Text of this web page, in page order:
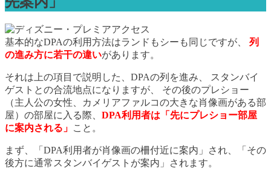
基本的なDPAの利用方法はランドもシーも同じですが、 列
の進み方に若干の違いがあります。
それは上の項目で説明した、DPAの列を進み、 スタンバイ
ゲストとの合流地点になりますが、 その後のプレショー
（主人公の女性、カメリアファルコの大きな肖像画がある部
屋）の部屋に入る際、 DPA利用者は「先にプレショー部屋
に案内される」 こと。
まず、「DPA利用者が肖像画の柵付近に案内」され、「その
後方に通常スタンバイゲストが案内」されます。